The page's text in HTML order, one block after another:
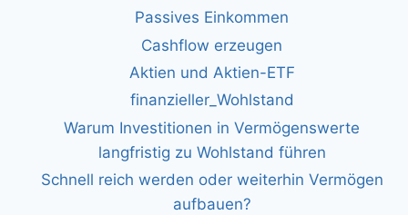
Passives Einkommen
Cashflow erzeugen
Aktien und Aktien-ETF
finanzieller_Wohlstand
Warum Investitionen in Vermögenswerte
langfristig zu Wohlstand führen
Schnell reich werden oder weiterhin Vermögen
aufbauen?